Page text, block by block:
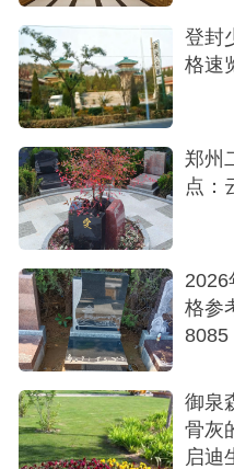
中高端墓区：价格
设计和用材更佳。
地理位置与环境：
区之间，三面环山，是
园，自然环境宁静肃穆
交通与服务：可通
提供看墓班车。园区管
代客祭扫等售后增值服
追求最低价格请优
的经济型墓区（1.88万
相对实惠的价格获得更
登封
格速
郑州
点：
2026
格参
8085
御泉
骨灰
启迪